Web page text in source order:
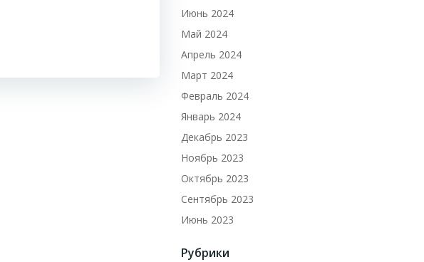
Июнь 2024
Май 2024
Апрель 2024
Март 2024
Февраль 2024
Январь 2024
Декабрь 2023
Ноябрь 2023
Октябрь 2023
Сентябрь 2023
Июнь 2023
Рубрики